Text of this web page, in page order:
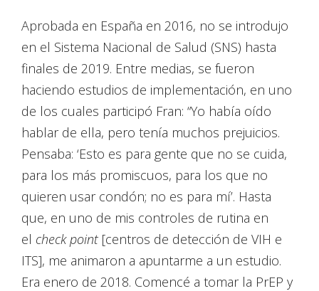
Aprobada en España en 2016, no se introdujo
en el Sistema Nacional de Salud (SNS) hasta
finales de 2019. Entre medias, se fueron
haciendo estudios de implementación, en uno
de los cuales participó Fran: “Yo había oído
hablar de ella, pero tenía muchos prejuicios.
Pensaba: ‘Esto es para gente que no se cuida,
para los más promiscuos, para los que no
quieren usar condón; no es para mí’. Hasta
que, en uno de mis controles de rutina en
el check point [centros de detección de VIH e
ITS], me animaron a apuntarme a un estudio.
Era enero de 2018. Comencé a tomar la PrEP y